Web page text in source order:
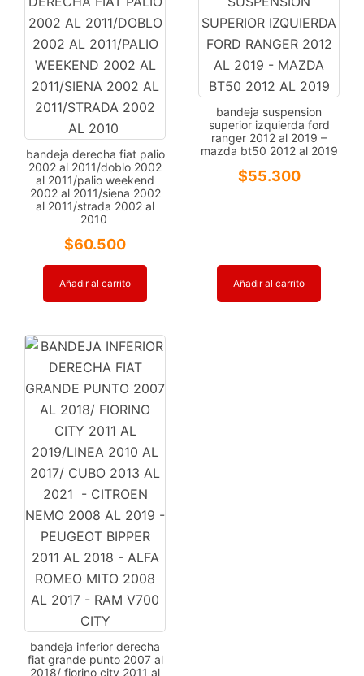
bandeja derecha fiat palio
2002 al 2011/doblo 2002
al 2011/palio weekend
2002 al 2011/siena 2002
al 2011/strada 2002 al
2010
$60.500
Añadir al carrito
bandeja suspension
superior izquierda ford
ranger 2012 al 2019 –
mazda bt50 2012 al 2019
$55.300
Añadir al carrito
bandeja inferior derecha
fiat grande punto 2007 al
2018/ fiorino city 2011 al